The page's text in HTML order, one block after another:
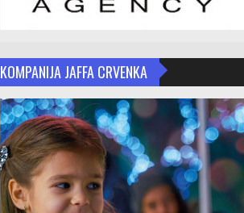
KOMPANIJA JAFFA CRVENKA